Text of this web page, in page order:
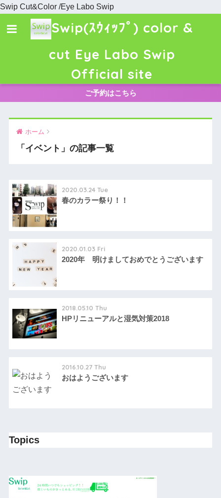
Swip Cut&Color /Eye Labo Swip
Swip(ｽｳｨｯﾌﾟ) color &
cut Eye Labo Swip
Official site
ご予約はこちら
ホーム
「イベント」の記事一覧
2020.03.24 Tue
春のカラー祭り！！
2020.01.03 Fri
2020年 明けましておめでとうございます
2018.05.10 Thu
HPリニューアルと湿気対策2018
2016.10.27 Thu
おはようございます
Topics